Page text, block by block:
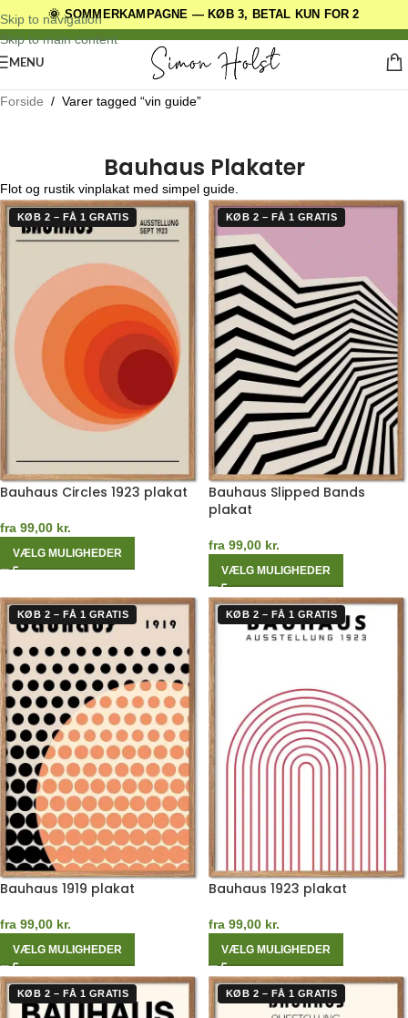
🌞 SOMMERKAMPAGNE — KØB 3, BETAL KUN FOR 2
Skip to navigation
Skip to main content
DANSKE ORIGINALE DESIGNS
MENU
Forside / Varer tagged “vin guide”
Bauhaus Plakater
Flot og rustik vinplakat med simpel guide.
KØB 2 – FÅ 1 GRATIS
Bauhaus Circles 1923 plakat
fra 99,00 kr.
VÆLG MULIGHEDER
KØB 2 – FÅ 1 GRATIS
Bauhaus Slipped Bands
plakat
fra 99,00 kr.
VÆLG MULIGHEDER
KØB 2 – FÅ 1 GRATIS
Bauhaus 1919 plakat
fra 99,00 kr.
VÆLG MULIGHEDER
KØB 2 – FÅ 1 GRATIS
Bauhaus 1923 plakat
fra 99,00 kr.
VÆLG MULIGHEDER
KØB 2 – FÅ 1 GRATIS KØB 2 – FÅ 1 GRATIS